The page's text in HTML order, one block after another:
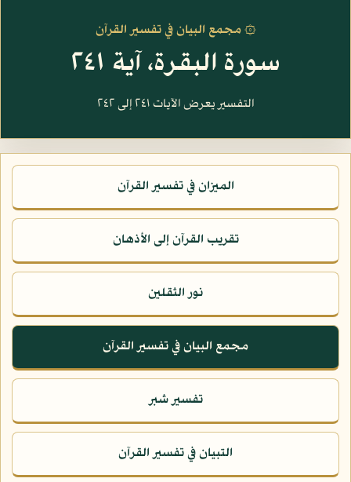
۞ مجمع البيان في تفسير القرآن
سورة البقرة، آية ٢٤١
التفسير يعرض الآيات ٢٤١ إلى ٢٤٢
الميزان في تفسير القرآن
تقريب القرآن إلى الأذهان
نور الثقلين
مجمع البيان في تفسير القرآن
تفسير شبر
التبيان في تفسير القرآن